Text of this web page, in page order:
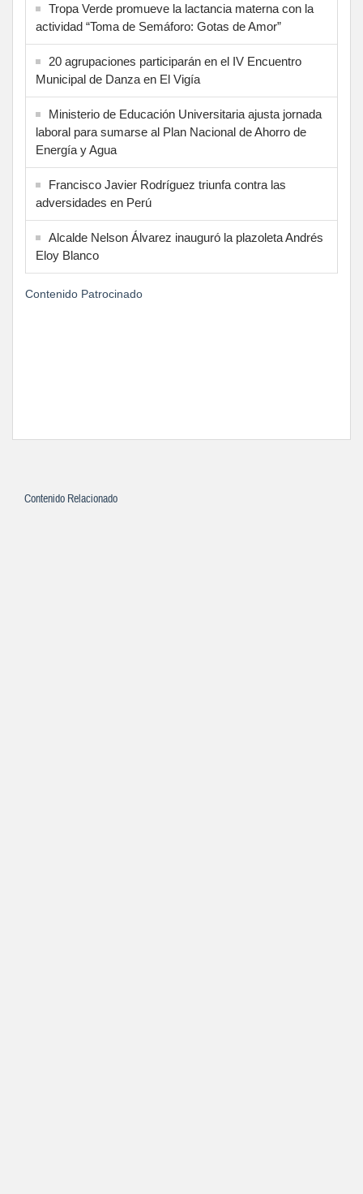
Tropa Verde promueve la lactancia materna con la
actividad “Toma de Semáforo: Gotas de Amor”
20 agrupaciones participarán en el IV Encuentro
Municipal de Danza en El Vigía
Ministerio de Educación Universitaria ajusta jornada
laboral para sumarse al Plan Nacional de Ahorro de
Energía y Agua
Francisco Javier Rodríguez triunfa contra las
adversidades en Perú
Alcalde Nelson Álvarez inauguró la plazoleta Andrés
Eloy Blanco
Contenido Patrocinado
Contenido Relacionado